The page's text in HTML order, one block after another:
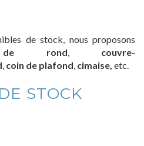
de stock, nous proposons
rond, couvre-
, coin de plafond, cimaise, etc.
STOCK